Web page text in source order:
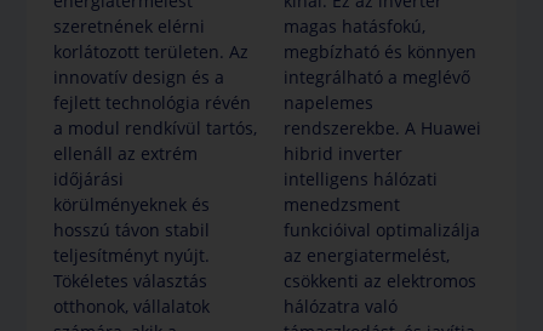
szeretnének elérni
korlátozott területen. Az
innovatív design és a
fejlett technológia révén
a modul rendkívül tartós,
ellenáll az extrém
időjárási
körülményeknek és
hosszú távon stabil
teljesítményt nyújt.
Tökéletes választás
otthonok, vállalatok
magas hatásfokú,
megbízható és könnyen
integrálható a meglévő
napelemes
rendszerekbe. A Huawei
hibrid inverter
intelligens hálózati
menedzsment
funkcióival optimalizálja
az energiatermelést,
csökkenti az elektromos
hálózatra való